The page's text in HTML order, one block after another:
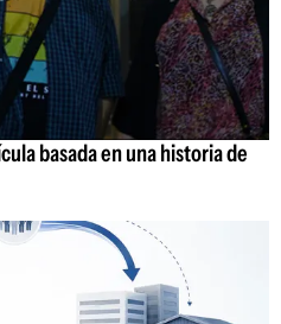
basada en una historia de